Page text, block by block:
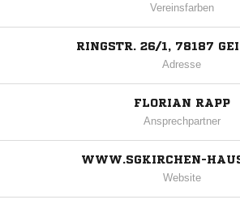
Vereinsfarben
RINGSTR. 26/1, 78187
Adresse
FLORIAN RAPP
Ansprechpartner
WWW.SGKIRCHEN-
Website